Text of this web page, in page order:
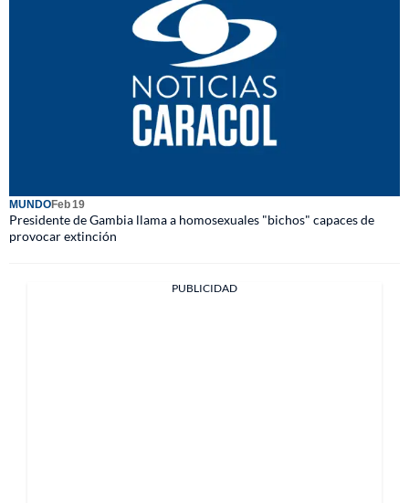
MUNDOFeb 19
Presidente de Gambia llama a homosexuales "bichos" capaces de
provocar extinción
PUBLICIDAD